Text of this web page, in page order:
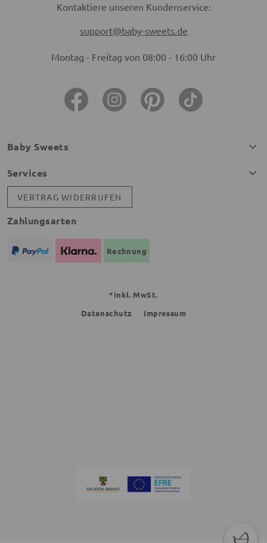
Kontaktiere unseren Kundenservice:
support@baby-sweets.de
Montag - Freitag von 08:00 - 16:00 Uhr
Baby Sweets
Services
VERTRAG WIDERRUFEN
Zahlungsarten
Rechnung
*inkl. MwSt.
Datenschutz
Impressum